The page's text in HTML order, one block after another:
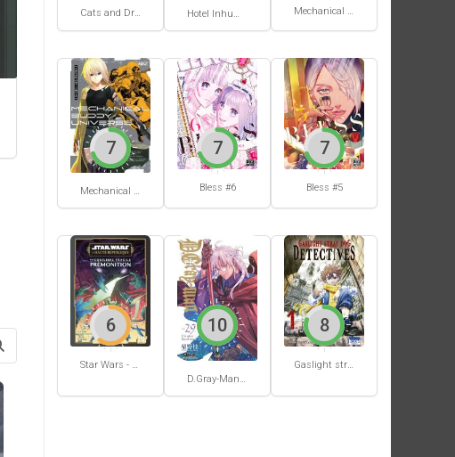
Cats and Dragon #3 Hotel Inhumans #1 Mechanical Buddy Universe #1
Mechanical Buddy Universe #0
7
Bless #6
7
Bless #5
7
6
D.Gray-Man #29
10 8